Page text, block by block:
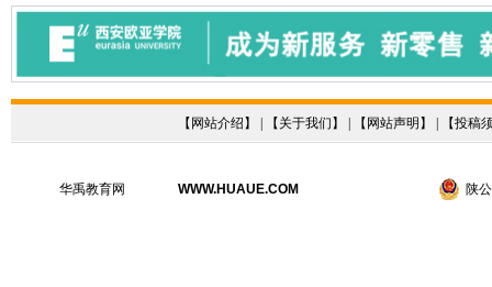
【 网站介绍 】 | 【 关于我们 】 | 【 网站声明 】 | 【投稿
华禹教育网 WWW.HUAUE.COM 陕